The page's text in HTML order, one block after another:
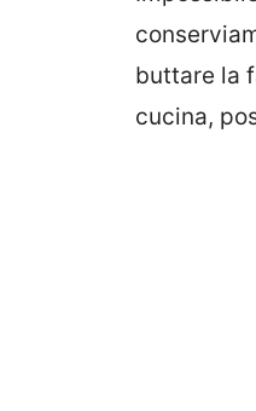
buttare la
cucina,